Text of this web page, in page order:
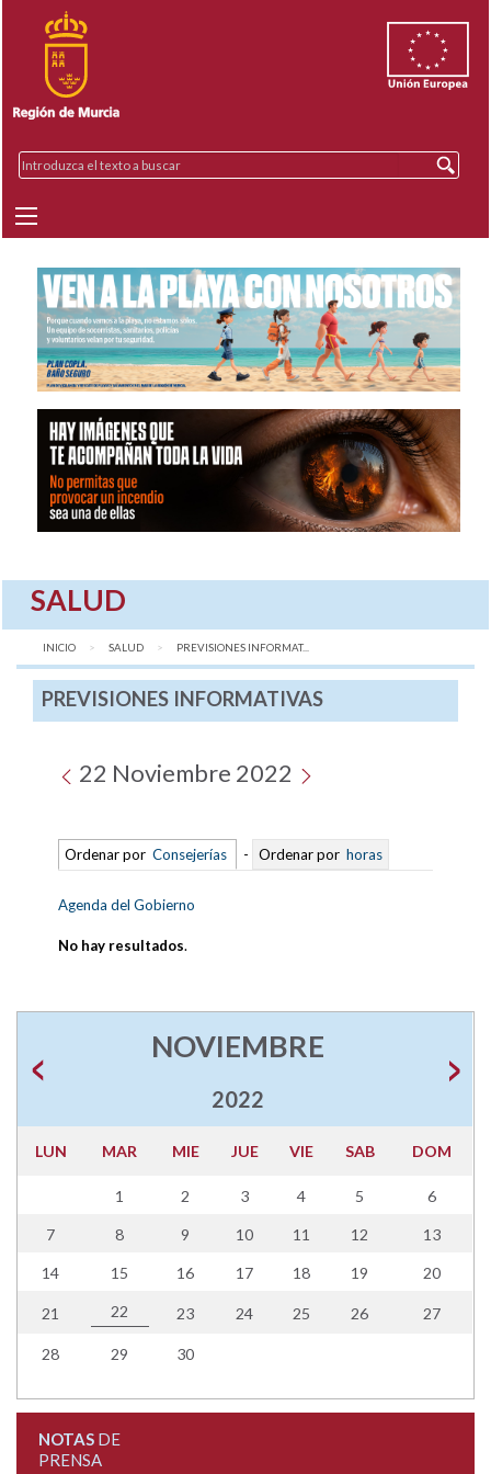
SALUD
INICIO SALUD AQUÍ:
PREVISIONES INFORMAT...
PREVISIONES INFORMATIVAS
22 Noviembre 2022
Ordenar por Consejerías - Ordenar por horas
Agenda del Gobierno
No hay resultados.
NOVIEMBRE
2022
LUN MAR MIE JUE VIE SAB DOM
1 2 3 4 5 6
7 8 9 10 11 12 13
14 15 16 17 18 19 20
21 22 23 24 25 26 27
28 29 30
NOTASDE
PRENSA